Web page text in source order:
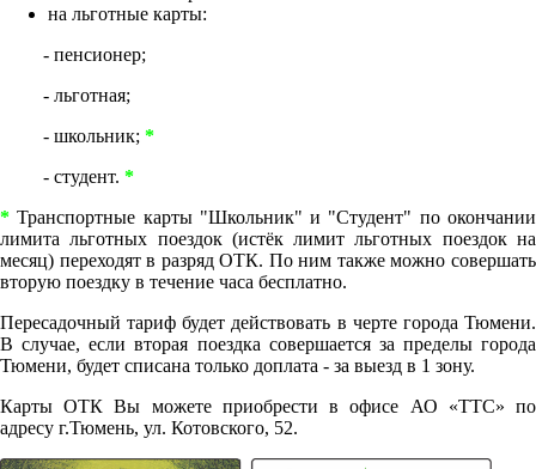
на льготные карты:
- пенсионер;
- льготная;
- школьник; *
- студент. *
* Транспортные карты "Школьник" и "Студент" по окончании
лимита льготных поездок (истёк лимит льготных поездок на
месяц) переходят в разряд ОТК. По ним также можно совершать
вторую поездку в течение часа бесплатно.
Пересадочный тариф будет действовать в черте города Тюмени.
В случае, если вторая поездка совершается за пределы города
Тюмени, будет списана только доплата - за выезд в 1 зону.
Карты ОТК Вы можете приобрести в офисе АО «ТТС» по
адресу г.Тюмень, ул. Котовского, 52.